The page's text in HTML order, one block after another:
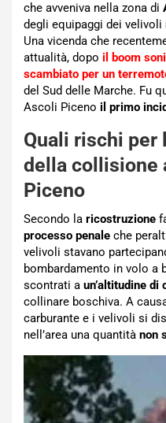
che avveniva nella zona di
degli equipaggi dei velivoli
Una vicenda che
attualità, dopo il boom
scambiato per un
del Sud delle Marche. Fu
Ascoli Piceno il primo
Quali rischi per
della collisione
Piceno
Secondo la ricostruzione
processo penale che
velivoli stavano
bombardamento in volo a
scontrati a un’altitudine
collinare boschiva. A
carburante e i velivoli si
nell’area una quantità non